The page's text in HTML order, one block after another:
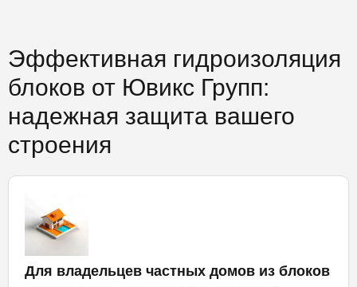
Эффективная гидроизоляция
блоков от Ювикс Групп:
надежная защита вашего
строения
Для владельцев частных домов из блоков